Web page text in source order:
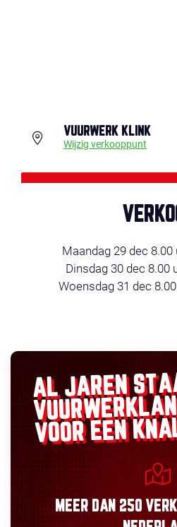
VUURWERK KLINK
Wijzig verkooppunt
Vuurwerk kopen
op 29, 30 en 31
Maandag 29 dec
Dinsdag 30 dec 8.00
Woensdag 31 dec
AL JAREN
VOOR EEN
MEER DAN 250